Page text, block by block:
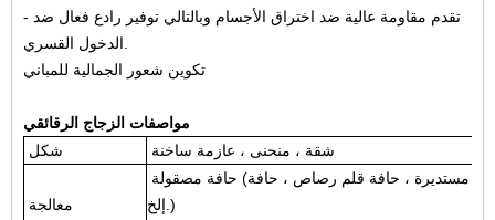
- تقدم مقاومة عالية ضد اختراق الأجسام وبالتالي توفير رادع فعال ضد
تكوين شعور الجمالية للمباني
مواصفات الزجاج الرقائقي
شكل
شقة ، منحنى ، عازمة ساخنة
معالجة
حافة مصقولة (حافة مسطحة ، حافة شطبة ، حافة مستديرة ، حافة قلم رصاص ، حافة ogee ،
إلخ.)